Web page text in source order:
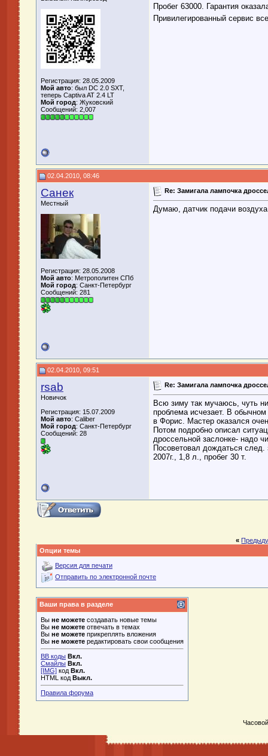
Регистрация: 28.05.2009
Мой авто: был DC 2.0 SXT,
теперь Captiva AT 2.4 LT
Мой город: Жуковский
Сообщений: 2,007
Пробег 63000. Гарантия
Привилегированный сервис
02.04.2010, 08:46
Санек
Местный
Регистрация: 28.05.2008
Мой авто: Метрополитен СПб
Мой город: Санкт-Петербург
Сообщений: 281
Re: Замигала лампочка
Думаю, датчик подачи
02.04.2010, 09:51
rsab
Новичок
Регистрация: 15.07.2009
Мой авто: Caliber
Мой город: Санкт-Петербург
Сообщений: 28
Re: Замигала лампочка
Всю зиму так мучаюсь, чуть
проблема исчезает. В
в Форис. Мастер оказался
Потом подробно описал
дроссельной заслонке- надо
Посоветовал дождаться
2007г., 1,8 л., пробег 30 т.
«
Опции темы
Версия для печати
Отправить по электронной почте
Ваши права в разделе
Вы не можете создавать новые темы
Вы не можете отвечать в темах
Вы не можете прикреплять вложения
Вы не можете редактировать свои сообщения
BB коды Вкл.
Смайлы Вкл.
[IMG] код Вкл.
HTML код Выкл.
Правила форума